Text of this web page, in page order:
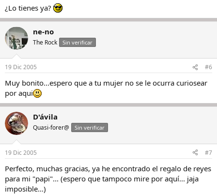
¿Lo tienes ya?
ne-no
The Rock Sin verificar
19 Dic 2005 #6
Muy bonito...espero que a tu mujer no se le ocurra curiosear
por aqui
D'ávila
Quasi-forer@ Sin verificar
19 Dic 2005 #7
Perfecto, muchas gracias, ya he encontrado el regalo de reyes
para mi "papi"... (espero que tampoco mire por aquí... jaja
imposible...)